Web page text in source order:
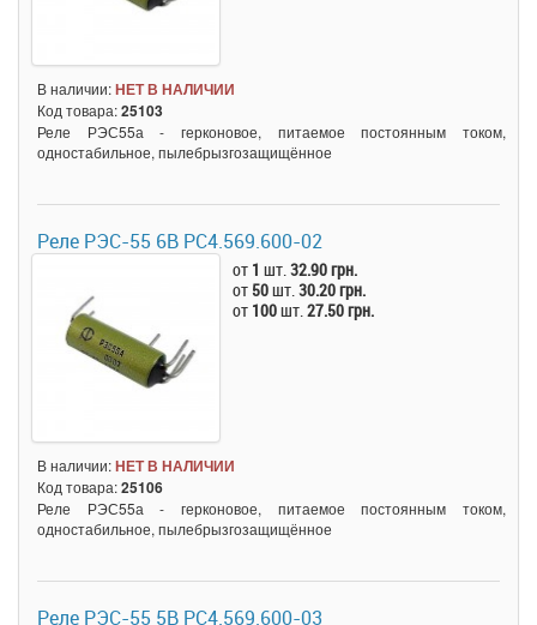
В наличии:НЕТ В НАЛИЧИИ
Код товара:25103
Реле РЭС55а - герконовое, питаемое постоянным током,
одностабильное, пылебрызгозащищённое
Реле РЭС-55 6В РС4.569.600-02
от 1 шт.32.90 грн.
от 50шт.30.20 грн.
от 100шт.27.50 грн.
В наличии:НЕТ В НАЛИЧИИ
Код товара:25106
Реле РЭС55а - герконовое, питаемое постоянным током,
одностабильное, пылебрызгозащищённое
Реле РЭС-55 5В РС4.569.600-03